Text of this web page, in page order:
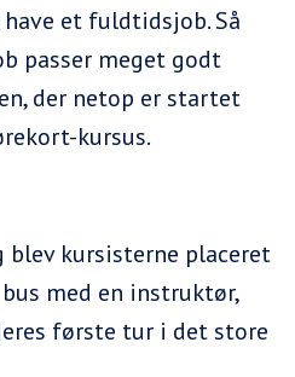
et fuldtidsjob. Så
passer meget godt
der netop er startet
kursus.
blev kursisterne placeret
med en instruktør,
første tur i det store